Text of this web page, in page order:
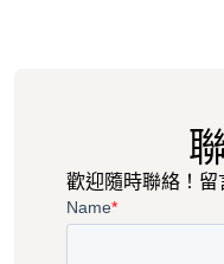
歡迎隨時聯絡！留